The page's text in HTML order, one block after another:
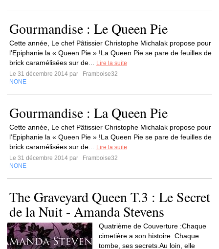
Gourmandise : Le Queen Pie
Cette année, Le chef Pâtissier Christophe Michalak propose pour
l’Epiphanie la « Queen Pie » !La Queen Pie se pare de feuilles de
brick caramélisées sur de...
Lire la suite
Le 31 décembre 2014 par
Framboise32
NONE
Gourmandise : La Queen Pie
Cette année, Le chef Pâtissier Christophe Michalak propose pour
l’Epiphanie la « Queen Pie » !La Queen Pie se pare de feuilles de
brick caramélisées sur de...
Lire la suite
Le 31 décembre 2014 par
Framboise32
NONE
The Graveyard Queen T.3 : Le Secret
de la Nuit - Amanda Stevens
Quatrième de Couverture :Chaque
cimetière a son histoire. Chaque
tombe, ses secrets.Au loin, elle